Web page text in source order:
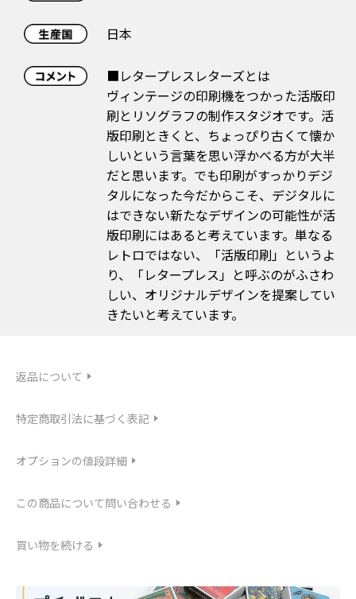
日本
■レタープレスレターズとは
ヴィンテージの印刷機をつかった活版印
刷とリソグラフの制作スタジオです。活
版印刷ときくと、ちょっぴり古くて懐か
しいという言葉を思い浮かべる方が大半
だと思います。でも印刷がすっかりデジ
タルになった今だからこそ、デジタルに
はできない新たなデザインの可能性が活
版印刷にはあると考えています。単なる
レトロではない、「活版印刷」というよ
り、「レタープレス」と呼ぶのがふさわ
しい、オリジナルデザインを提案してい
きたいと考えています。
返品について
特定商取引法に基づく表記
オプションの値段詳細
この商品について問い合わせる
買い物を続ける